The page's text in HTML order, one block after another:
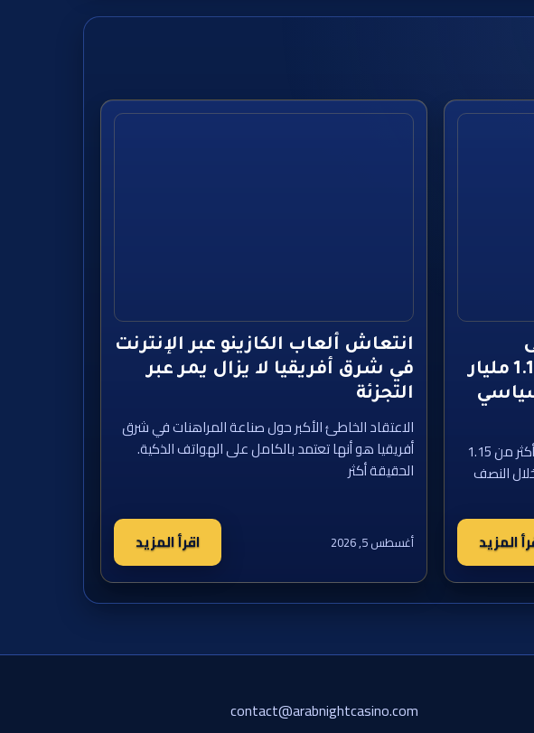
المقامرة في البرازيل إلى 1.16 مليار
حقق قطاع المراهنات المنظم في البرازيل أكثر من 1.15
خلال النصف
المزيد
انتعاش ألعاب الكازينو عبر الإنترنت
في شرق أفريقيا لا يزال يمر عبر
التجزئة
الاعتقاد الخاطئ الأكبر حول صناعة المراهنات في شرق
أفريقيا هو أنها تعتمد بالكامل على الهواتف الذكية.
الحقيقة أكثر
أغسطس 5, 2026 اقرأ المزيد
contact@arabnightcasino.com